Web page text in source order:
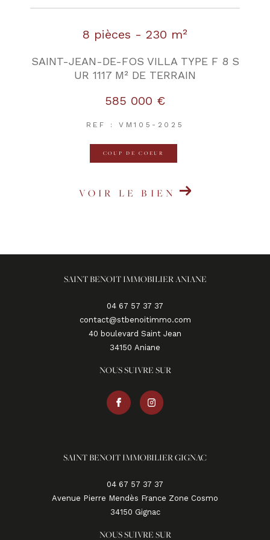
8 pièces - 230 m²
SAINT-JEAN-DE-FOS VILLA TYPE F 8 S
UR 1117 M² DE TERRAIN
585 000 €
REF : VM105-2025
COUP DE COEUR
VOIR LE BIEN
SAINT BENOIT IMMOBILIER ANIANE
04 67 57 37 37
contact@stbenoitimmo.com
40 boulevard Saint Jean
34150
aniane
NOUS SUIVRE SUR
SAINT BENOIT IMMOBILIER GIGNAC
04 67 57 37 37
Avenue Pierre Mendès France Zone Cosmo
34150
gignac
NOUS SUIVRE SUR